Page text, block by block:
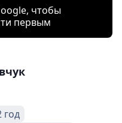
чтобы
первым
год